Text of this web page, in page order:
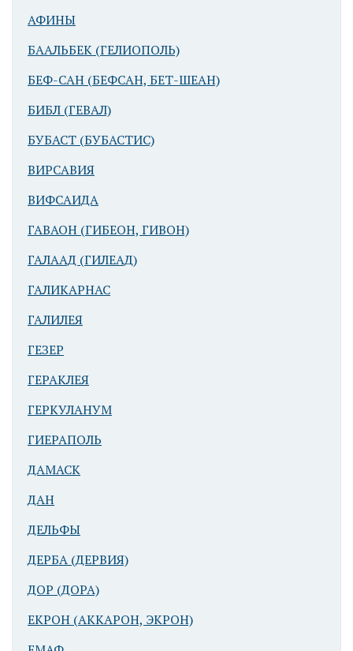
АФИНЫ
БААЛЬБЕК (ГЕЛИОПОЛЬ)
БЕФ-САН (БЕФСАН, БЕТ-ШЕАН)
БИБЛ (ГЕВАЛ)
БУБАСТ (БУБАСТИС)
ВИРСАВИЯ
ВИФСАИДА
ГАВАОН (ГИБЕОН, ГИВОН)
ГАЛААД (ГИЛЕАД)
ГАЛИКАРНАС
ГАЛИЛЕЯ
ГЕЗЕР
ГЕРАКЛЕЯ
ГЕРКУЛАНУМ
ГИЕРАПОЛЬ
ДАМАСК
ДАН
ДЕЛЬФЫ
ДЕРБА (ДЕРВИЯ)
ДОР (ДОРА)
ЕКРОН (АККАРОН, ЭКРОН)